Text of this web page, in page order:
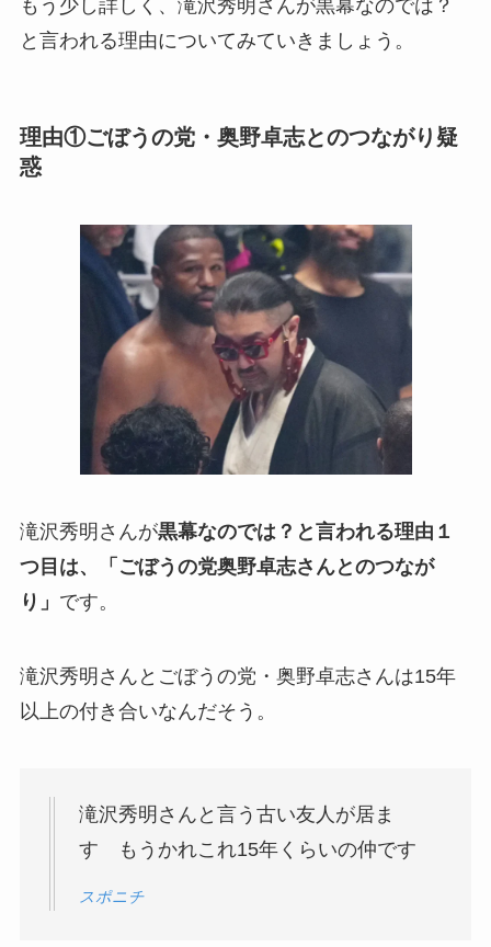
もう少し詳しく、滝沢秀明さんが黒幕なのでは？
と言われる理由についてみていきましょう。
理由①ごぼうの党・奥野卓志とのつながり疑
惑
滝沢秀明さんが黒幕なのでは？と言われる理由１
つ目は、「ごぼうの党奥野卓志さんとのつなが
り」 です。
滝沢秀明さんとごぼうの党・奥野卓志さんは15年
以上の付き合いなんだそう。
滝沢秀明さんと言う古い友人が居ま
す もうかれこれ15年くらいの仲です
スポニチ